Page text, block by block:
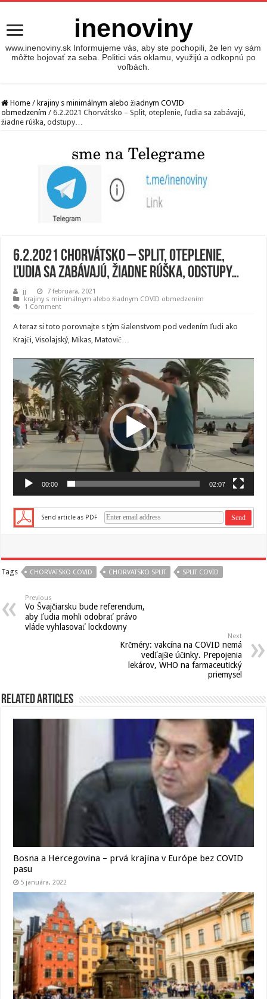
inenoviny
www.inenoviny.sk Informujeme vás, aby ste pochopili, že len vy sám
môžte bojovať za seba. Politici vás oklamu, využijú a odkopnú po
voľbách.
Home / krajiny s minimálnym alebo žiadnym COVID
obmedzením / 6.2.2021 Chorvátsko – Split, oteplenie, ľudia sa zabávajú,
žiadne rúška, odstupy…
6.2.2021 Chorvátsko – Split, oteplenie,
ľudia sa zabávajú, žiadne rúška, odstupy…
jj
7 februára, 2021
krajiny s minimálnym alebo žiadnym COVID obmedzením
1 Comment
A teraz si toto porovnajte s tým šialenstvom pod vedením ľudi ako
Krajči, Visolajský, Mikas, Matovič…
Video
prehrávač
00:00 02:07
Send article as PDF
Tags CHORVATSKO COVID CHORVATSKO SPLIT SPLIT COVID
Previous
Vo Švajčiarsku bude referendum,
aby ľudia mohli odobrať právo
vláde vyhlasovať lockdowny
Next
Krčméry: vakcína na COVID nemá
vedľajšie účinky. Prepojenia
lekárov, WHO na farmaceutický
priemysel
Related Articles
Bosna a Hercegovina – prvá krajina v Európe bez COVID
pasu
5 januára, 2022